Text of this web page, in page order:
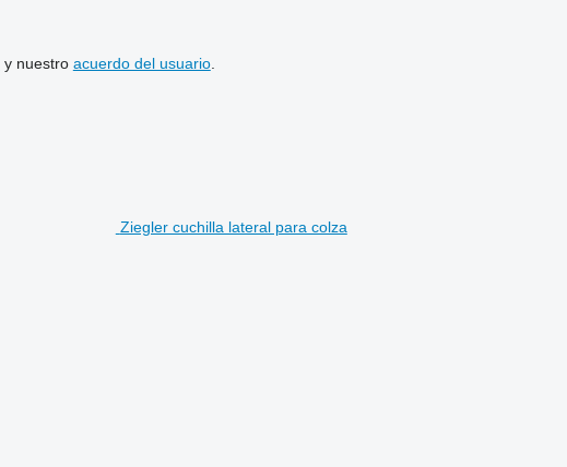
y nuestro acuerdo del usuario.
Ziegler cuchilla lateral para colza